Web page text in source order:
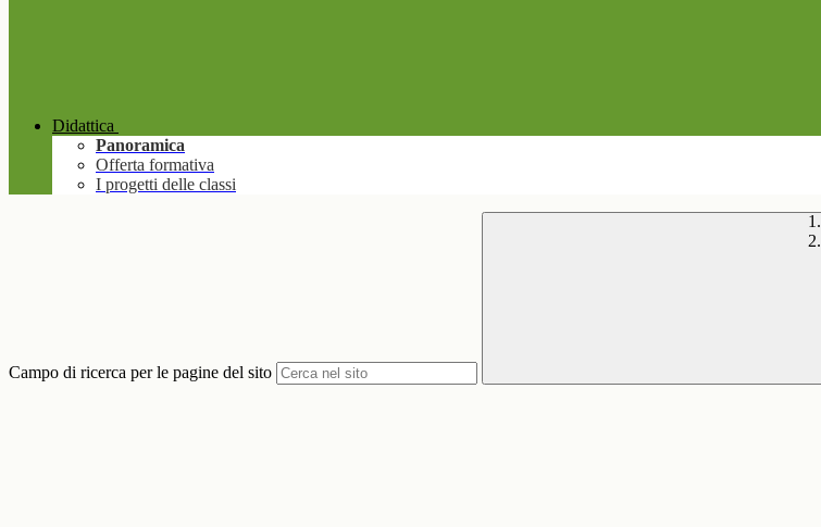
Didattica
Panoramica
Offerta formativa
I progetti delle classi
Campo di ricerca per le pagine del sito